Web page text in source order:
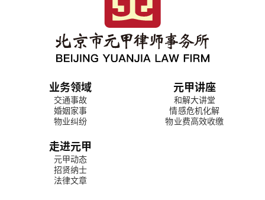
业务领域
交通事故
婚姻家事
物业纠纷
元甲讲座
和解大讲堂
情感危机化解
物业费高效收缴
走进元甲
元甲动态
招贤纳士
法律文章